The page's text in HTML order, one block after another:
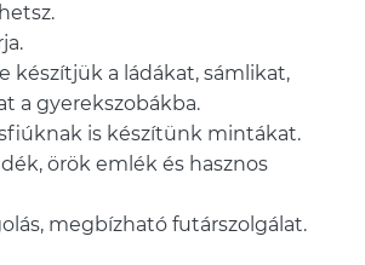
készítjük a ládákat, sámlikat,
a gyerekszobákba.
is készítünk mintákat.
örök emlék és hasznos
megbízható futárszolgálat.